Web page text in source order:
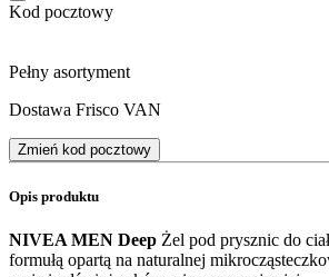
Kod pocztowy
Pełny asortyment
Dostawa Frisco VAN
Zmień kod pocztowy
Opis produktu
NIVEA MEN Deep Żel pod prysznic do
formułą opartą na naturalnej